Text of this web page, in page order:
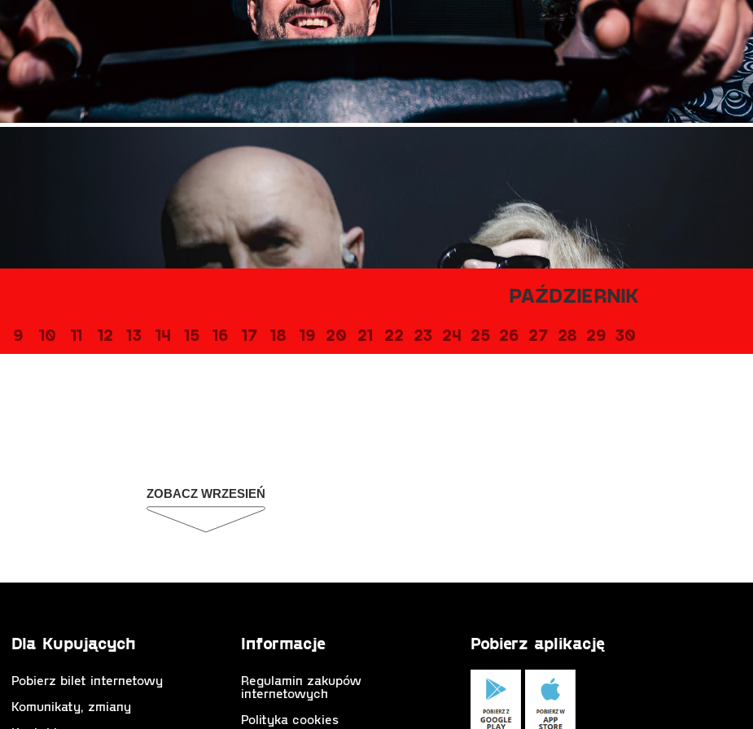
PAŹDZIERNIK
9 10 11 12 13 14 15 16 17 18 19 20 21 22 23 24 25 26 27 28 29 30
ZOBACZ WRZESIEŃ
Dla Kupujących
Pobierz bilet internetowy
Komunikaty, zmiany
Informacje
Regulamin zakupów
internetowych
Polityka cookies
Pobierz aplikację